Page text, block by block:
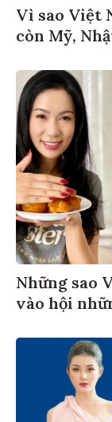
Vì sao Việt
còn Mỹ,
Những sao
vào hội